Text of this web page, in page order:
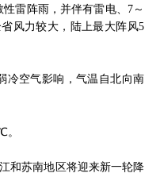
雷阵雨，并伴有雷电、7～
风力较大，陆上最大阵风5
冷空气影响，气温自北向南
和苏南地区将迎来新一轮降